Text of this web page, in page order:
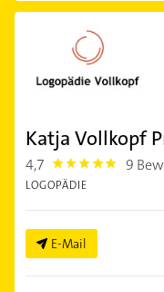
Katja Vollkopf
4,7 4.7000003 9
LOGOPÄDIE
E-Mail